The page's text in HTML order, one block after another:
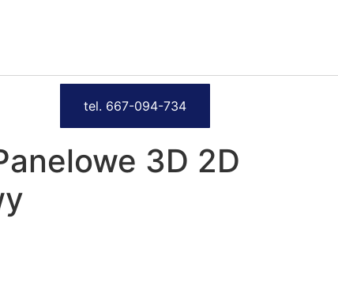
tel. 667-094-734
3D 2D